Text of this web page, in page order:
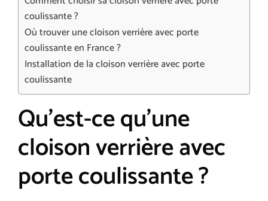
coulissante ?
Où trouver une cloison verrière avec porte
coulissante en France ?
Installation de la cloison verrière avec porte
coulissante
Qu’est-ce qu’une
cloison verrière avec
porte coulissante ?